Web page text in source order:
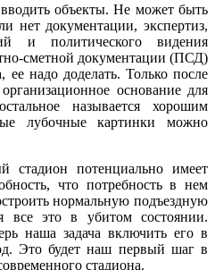
объекты. Не может быть
нет документации, экспертиз,
и политического видения
сметной документации (ПСД)
ее надо доделать. Только после
основание для
называется хорошим
лубочные картинки можно
потенциально имеет
что потребность в нем
нормальную подъездную
все это в убитом состоянии.
наша задача включить его в
Это будет наш первый шаг в
стадиона.